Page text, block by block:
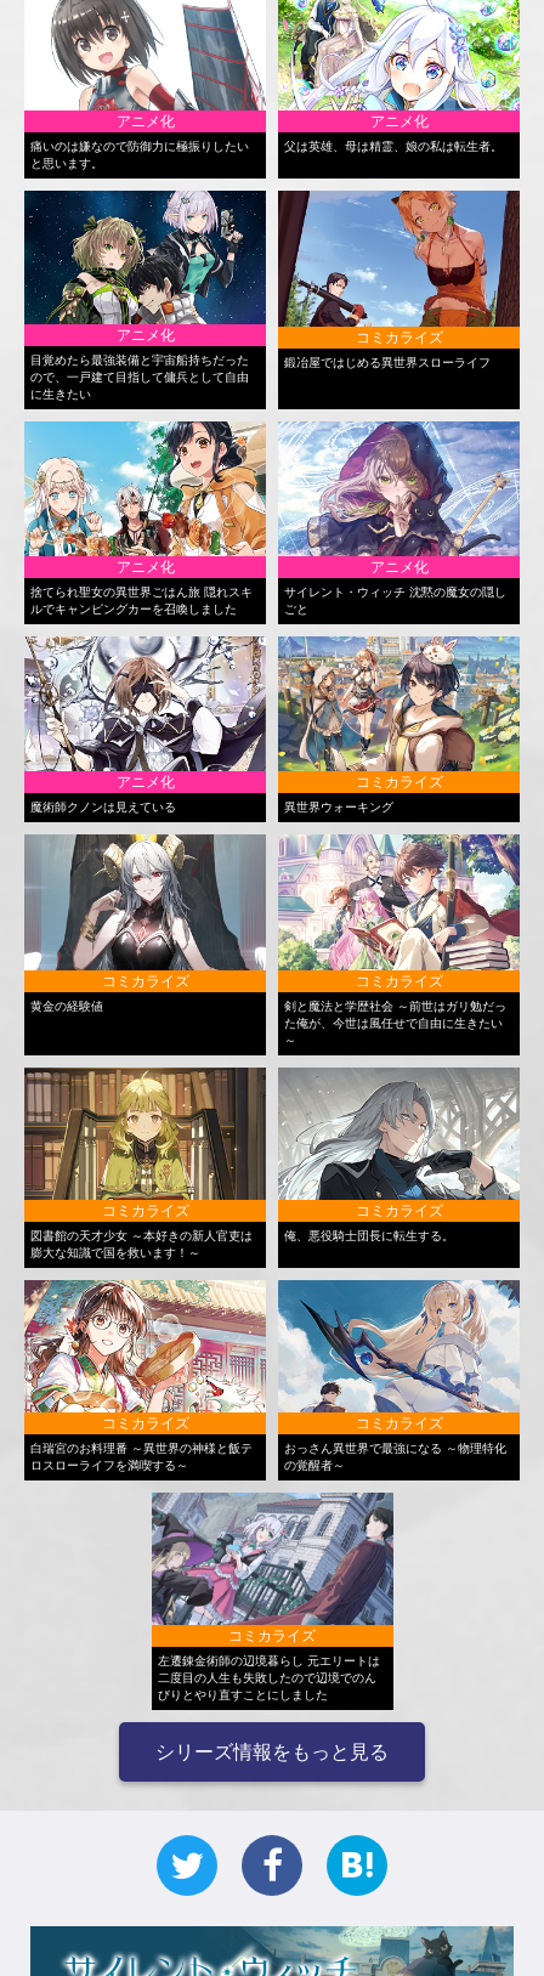
アニメ化
痛いのは嫌なので防御力に極振りしたい
と思います。
アニメ化
父は英雄、母は精霊、娘の私は転生者。
アニメ化
目覚めたら最強装備と宇宙船持ちだった
ので、一戸建て目指して傭兵として自由
に生きたい
コミカライズ
鍛冶屋ではじめる異世界スローライフ
アニメ化
捨てられ聖女の異世界ごはん旅 隠れスキ
ルでキャンピングカーを召喚しました
アニメ化
サイレント・ウィッチ 沈黙の魔女の隠し
ごと
アニメ化
魔術師クノンは見えている
コミカライズ
異世界ウォーキング
コミカライズ
黄金の経験値
コミカライズ
剣と魔法と学歴社会 ～前世はガリ勉だっ
た俺が、今世は風任せで自由に生きたい
～
コミカライズ
図書館の天才少女 ～本好きの新人官吏は
膨大な知識で国を救います！～
コミカライズ
俺、悪役騎士団長に転生する。
コミカライズ
白瑞宮のお料理番 ～異世界の神様と飯テ
ロスローライフを満喫する～
コミカライズ
おっさん異世界で最強になる ～物理特化
の覚醒者～
コミカライズ
左遷錬金術師の辺境暮らし 元エリートは
二度目の人生も失敗したので辺境でのん
びりとやり直すことにしました
シリーズ情報をもっと見る